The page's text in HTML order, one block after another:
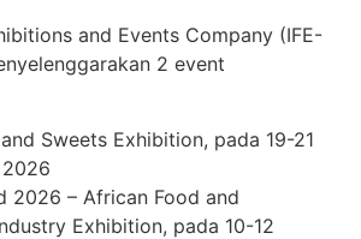
and Events Company (IFE-
2 event
Sweets Exhibition, pada 19-21
2026 – African Food and
Exhibition, pada 10-12